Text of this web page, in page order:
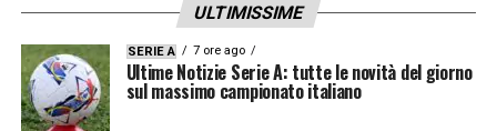
ULTIMISSIME
SERIE A 7 ore ago
Ultime Notizie Serie A: tutte le novità del giorno
sul massimo campionato italiano